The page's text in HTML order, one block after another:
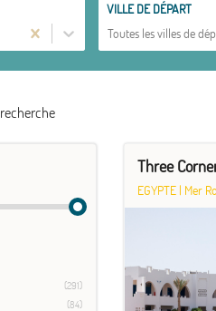
VILLE DE DÉPART
Toutes les villes de
(291)
(84)
Three
EGYPTE | Mer